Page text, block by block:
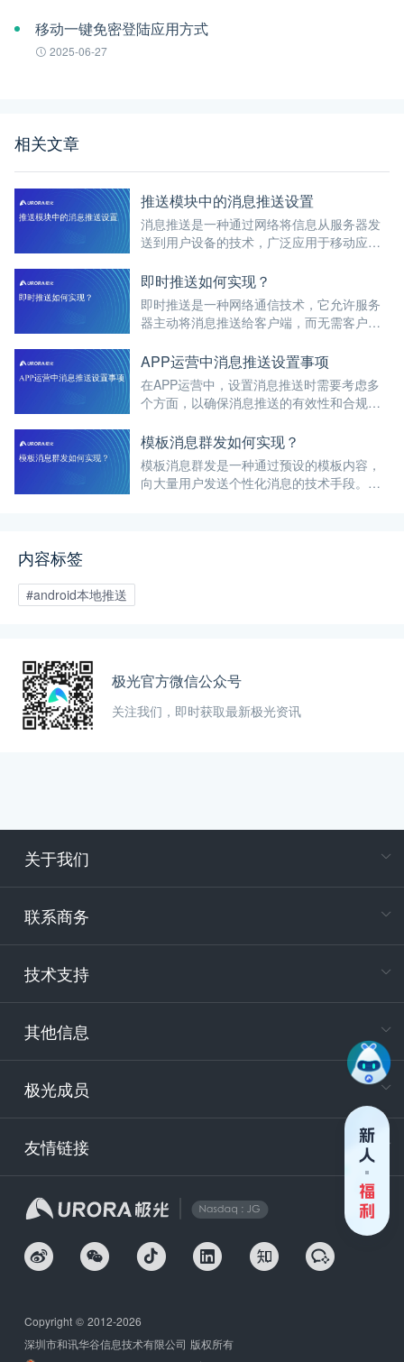
移动一键免密登陆应用方式
2025-06-27
相关文章
推送模块中的消息推送设置
消息推送是一种通过网络将信息从服务器发
送到用户设备的技术，广泛应用于移动应
即时推送如何实现？
即时推送是一种网络通信技术，它允许服务
器主动将消息推送给客户端，而无需客户端
在于，通过网络通信协议在客户端和服务器
之间建立持久连接，从而实现双向通信和数
据的实时交换。
APP运营中消息推送设置事项
在APP运营中，设置消息推送时需要考虑多
个方面，以确保消息推送的有效性和合规
模板消息群发如何实现？
模板消息群发是一种通过预设的模板内容，
向大量用户发送个性化消息的技术手段。它
内容标签
#android本地推送
极光官方微信公众号
关注我们，即时获取最新极光资讯
关于我们
联系商务
技术支持
其他信息
极光成员
友情链接
Copyright © 2012-2026
深圳市和讯华谷信息技术有限公司 版权所有
电
400-
技
安
企